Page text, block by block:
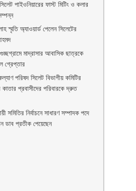
পাইওনিয়ারের ফাস্ট মিটিং ও কলার
স্মৃতি অ্যাওয়ার্ড পেলেন সিলেটের
গুচ্ছগ্রামে মাদ্রাসার আবাসিক ছাত্রকে
গ্রেপ্তার
পরিষদ সিলেট বিভাগীয় কমিটির
প্রবাসীদের পরিবারকে দ্রুত
সমিতির নির্বাচনে সাধারণ সম্পাদক পদে
ডাব প্রতীক পেয়েছেন